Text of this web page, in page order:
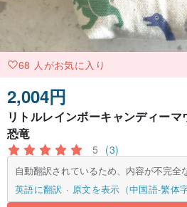
68 人がお気に入り
2,004円
リトルレインボーキャンディー
恐竜
5 (3)
自動翻訳されているため、内容が不完全
英語に翻訳
原文を表示（中国語-繁体字